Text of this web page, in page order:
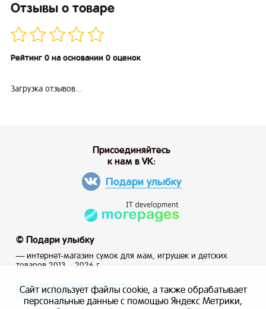
Отзывы о товаре
Рейтинг 0 на основании 0 оценок
Загрузка отзывов...
© Подари улыбку
— интернет-магазин сумок для мам, игрушек и детских
товаров 2013 – 2026 г.
Присоединяйтесь
к нам в VK:
Подари улыбку
Политика конфиденциальности
Публичная оферта
Сайт использует файлы cookie, а также обрабатывает
персональные данные с помощью Яндекс Метрики,